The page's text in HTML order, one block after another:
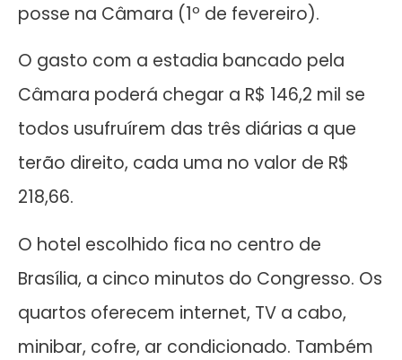
posse na Câmara (1º de fevereiro).
O gasto com a estadia bancado pela
Câmara poderá chegar a R$ 146,2 mil se
todos usufruírem das três diárias a que
terão direito, cada uma no valor de R$
218,66.
O hotel escolhido fica no centro de
Brasília, a cinco minutos do Congresso. Os
quartos oferecem internet, TV a cabo,
minibar, cofre, ar condicionado. Também